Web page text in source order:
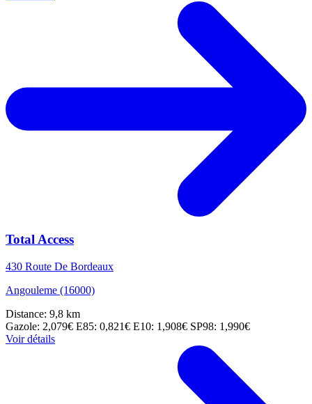
Total Access
430 Route De Bordeaux
Angouleme (16000)
Distance: 9,8 km
Gazole: 2,079€ E85: 0,821€ E10: 1,908€ SP98: 1,990€
Voir détails